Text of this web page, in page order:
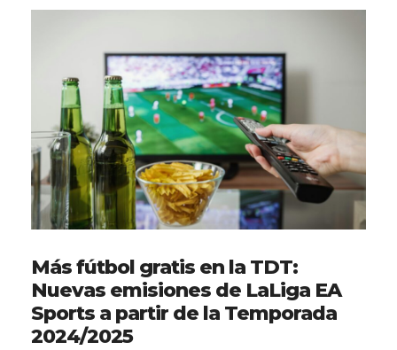
Más fútbol gratis en la TDT:
Nuevas emisiones de LaLiga EA
Sports a partir de la Temporada
2024/2025